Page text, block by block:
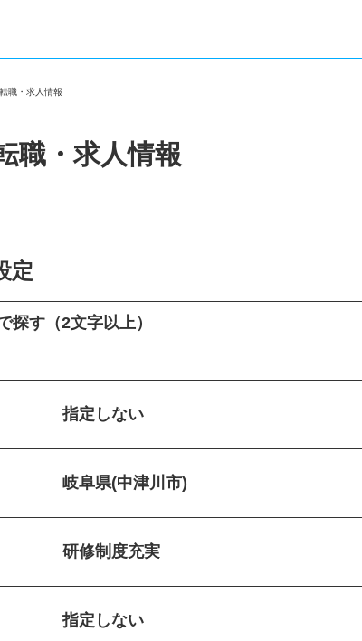
職・求人情報
職・求人情報
定
指定しない
岐阜県(中津川市)
研修制度充実
指定しない